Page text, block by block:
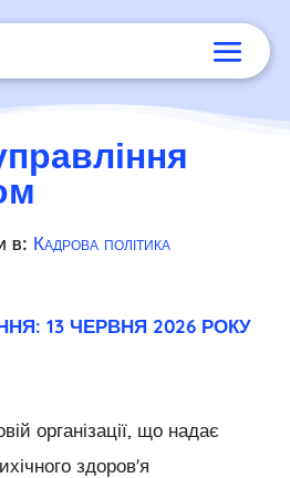
в: Кадрова політика
13 ЧЕРВНЯ 2026 РОКУ
організації, що надає
здоров'я